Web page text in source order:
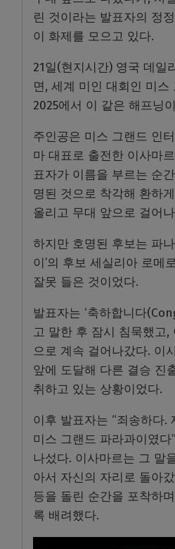
린 것이라는 발표자의 정
이 화제를 모으고 있다.
21일(현지시간) 영국 데일
면, 세계 미인 대회인 미스
2025에서 이 같은 해프닝
주인공은 미스 그랜드 인
마 대표로 출전한 이사마
표자가 이름을 부르는 순
명된 것으로 착각해 환하
올리고 무대 앞으로 걸어
하지만 호명된 후보는 파
이’의 후보 세실리아 로메
잘못 들은 것이었다.
발표자는 ‘축하합니다
고 말한 후 잠시 침묵했고,
으로 계속 걸어나갔다. 이
앞에 도달해 다른 결승 진
취하고 있는 상황이었다.
이후 발표자는 “죄송하다.
미스 그랜드 파라과이였다
나섰다. 이사마르는 그 말
아서 자신의 자리로 돌아
등을 돌린 순간을 포착하
록 배려했다.